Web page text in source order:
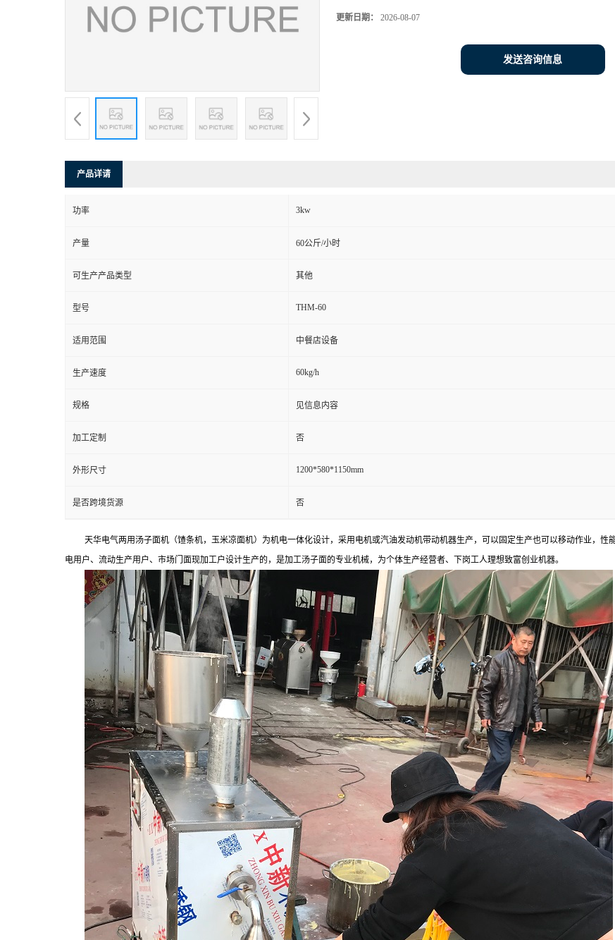
更新日期： 2026-08-07
发送咨询信息
产品详请
功率 3kw
产量 60公斤/小时
可生产产品类型 其他
型号 THM-60
适用范围 中餐店设备
生产速度 60kg/h
规格 见信息内容
加工定制 否
外形尺寸 1200*580*1150mm
是否跨境货源 否
天华电气两用汤子面机（馇条机，玉米凉面机）为机电一体化设计，采用电机或汽油发动机带动机器生产，可以固定生产也可以移动作业，性
电用户、流动生产用户、市场门面现加工户设计生产的，是加工汤子面的专业机械，为个体生产经营者、下岗工人理想致富创业机器。